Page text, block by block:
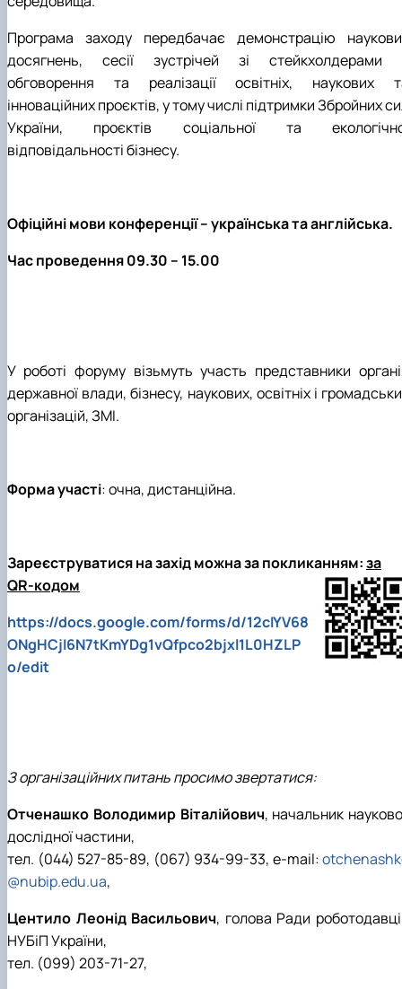
Програма заходу передбачає демонстрацію
досягнень, сесії зустрічей зі стейкхолдерами
обговорення та реалізації освітніх, наукових
інноваційних проєктів, у тому числі підтримки Збройних
України, проєктів соціальної та
відповідальності бізнесу.
Офіційні мови конференції – українська та англійська.
Час проведення 09.30 – 15.00
У роботі форуму візьмуть участь представники
державної влади, бізнесу, наукових, освітніх і
організацій, ЗМІ.
Форма участі: очна, дистанційна.
Зареєструватися на захід можна за покликанням:за
QR-кодом
https://docs.google.com/forms/d/12cIYV68
ONgHCjI6N7tKmYDg1vQfpco2bjxl1L0HZLP
o/edit
З організаційних питань просимо звертатися:
Отченашко Володимир Віталійович, начальник
дослідної частини,
тел. (044) 527-85-89, (067) 934-99-33, e-mail:
@nubip.edu.ua,
Центило Леонід Васильович, голова Ради
НУБіП України,
тел. (099) 203-71-27,